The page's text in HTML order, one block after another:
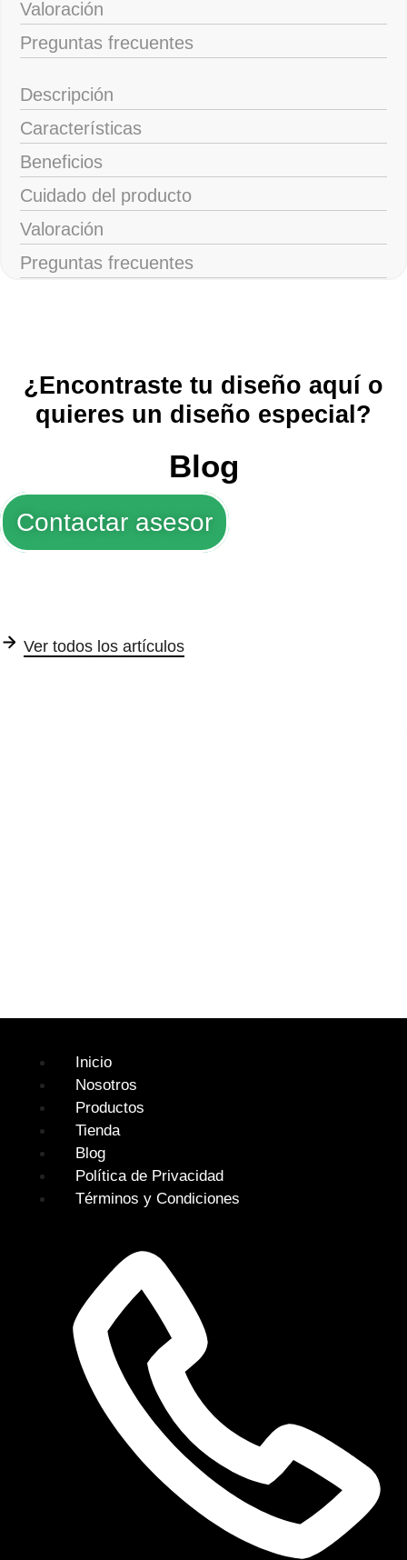
Valoración
Preguntas frecuentes
Descripción
Características
Beneficios
Cuidado del producto
Valoración
Preguntas frecuentes
¿Encontraste tu diseño aquí o
quieres un diseño especial?
Blog
Contactar asesor
Ver todos los artículos
Inicio
Nosotros
Productos
Tienda
Blog
Política de Privacidad
Términos y Condiciones